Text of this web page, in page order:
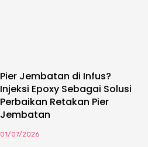
Pier Jembatan di Infus?
Injeksi Epoxy Sebagai Solusi
Perbaikan Retakan Pier
Jembatan
01/07/2026